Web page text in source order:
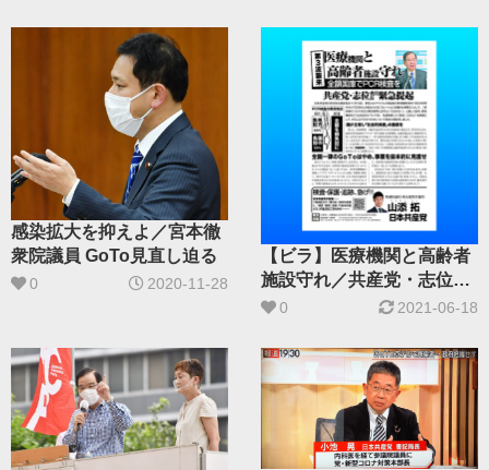
感染拡大を抑えよ／宮本徹
衆院議員 GoTo見直し迫る
0 2020-11-28
【ビラ】医療機関と高齢者
施設守れ／共産党・志位委
員長が緊急提起
0 2021-06-18